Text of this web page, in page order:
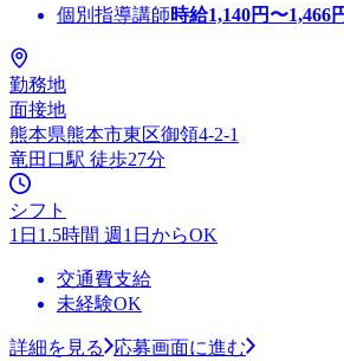
個別指導講師時給1,140円〜1,466
勤務地
面接地
熊本県熊本市東区御領4-2-1
竜田口駅 徒歩27分
シフト
1日1.5時間 週1日からOK
交通費支給
未経験OK
詳細を見る
応募画面に進む